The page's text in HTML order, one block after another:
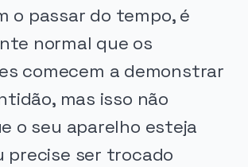
o passar do tempo, é
normal que os
comecem a demonstrar
mas isso não
o seu aparelho esteja
precise ser trocado